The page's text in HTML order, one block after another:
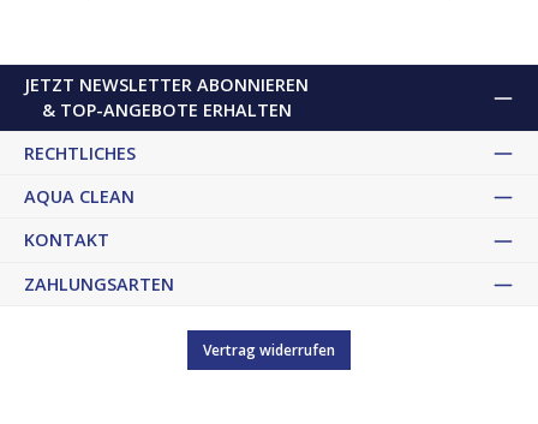
JETZT NEWSLETTER ABONNIEREN
& TOP-ANGEBOTE ERHALTEN
KONTAKT
RECHTLICHES
AQUA CLEAN
ZAHLUNGSARTEN
Vertrag widerrufen